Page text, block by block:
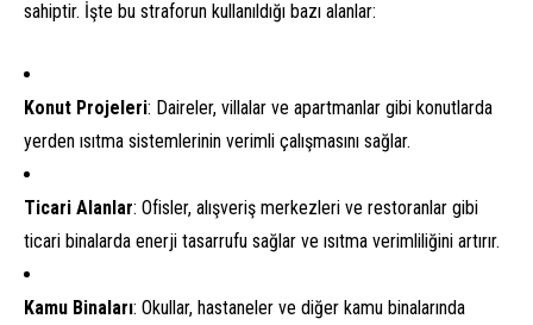
sahiptir. İşte bu straforun kullanıldığı bazı alanlar:
Konut Projeleri: Daireler, villalar ve apartmanlar gibi konutlarda
yerden ısıtma sistemlerinin verimli çalışmasını sağlar.
Ticari Alanlar: Ofisler, alışveriş merkezleri ve restoranlar gibi
ticari binalarda enerji tasarrufu sağlar ve ısıtma verimliliğini artırır.
Kamu Binaları: Okullar, hastaneler ve diğer kamu binalarında